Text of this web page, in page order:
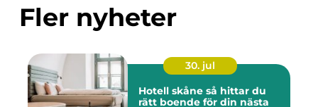
Fler nyheter
30. jul
Hotell skåne så hittar du
rätt boende för din nästa